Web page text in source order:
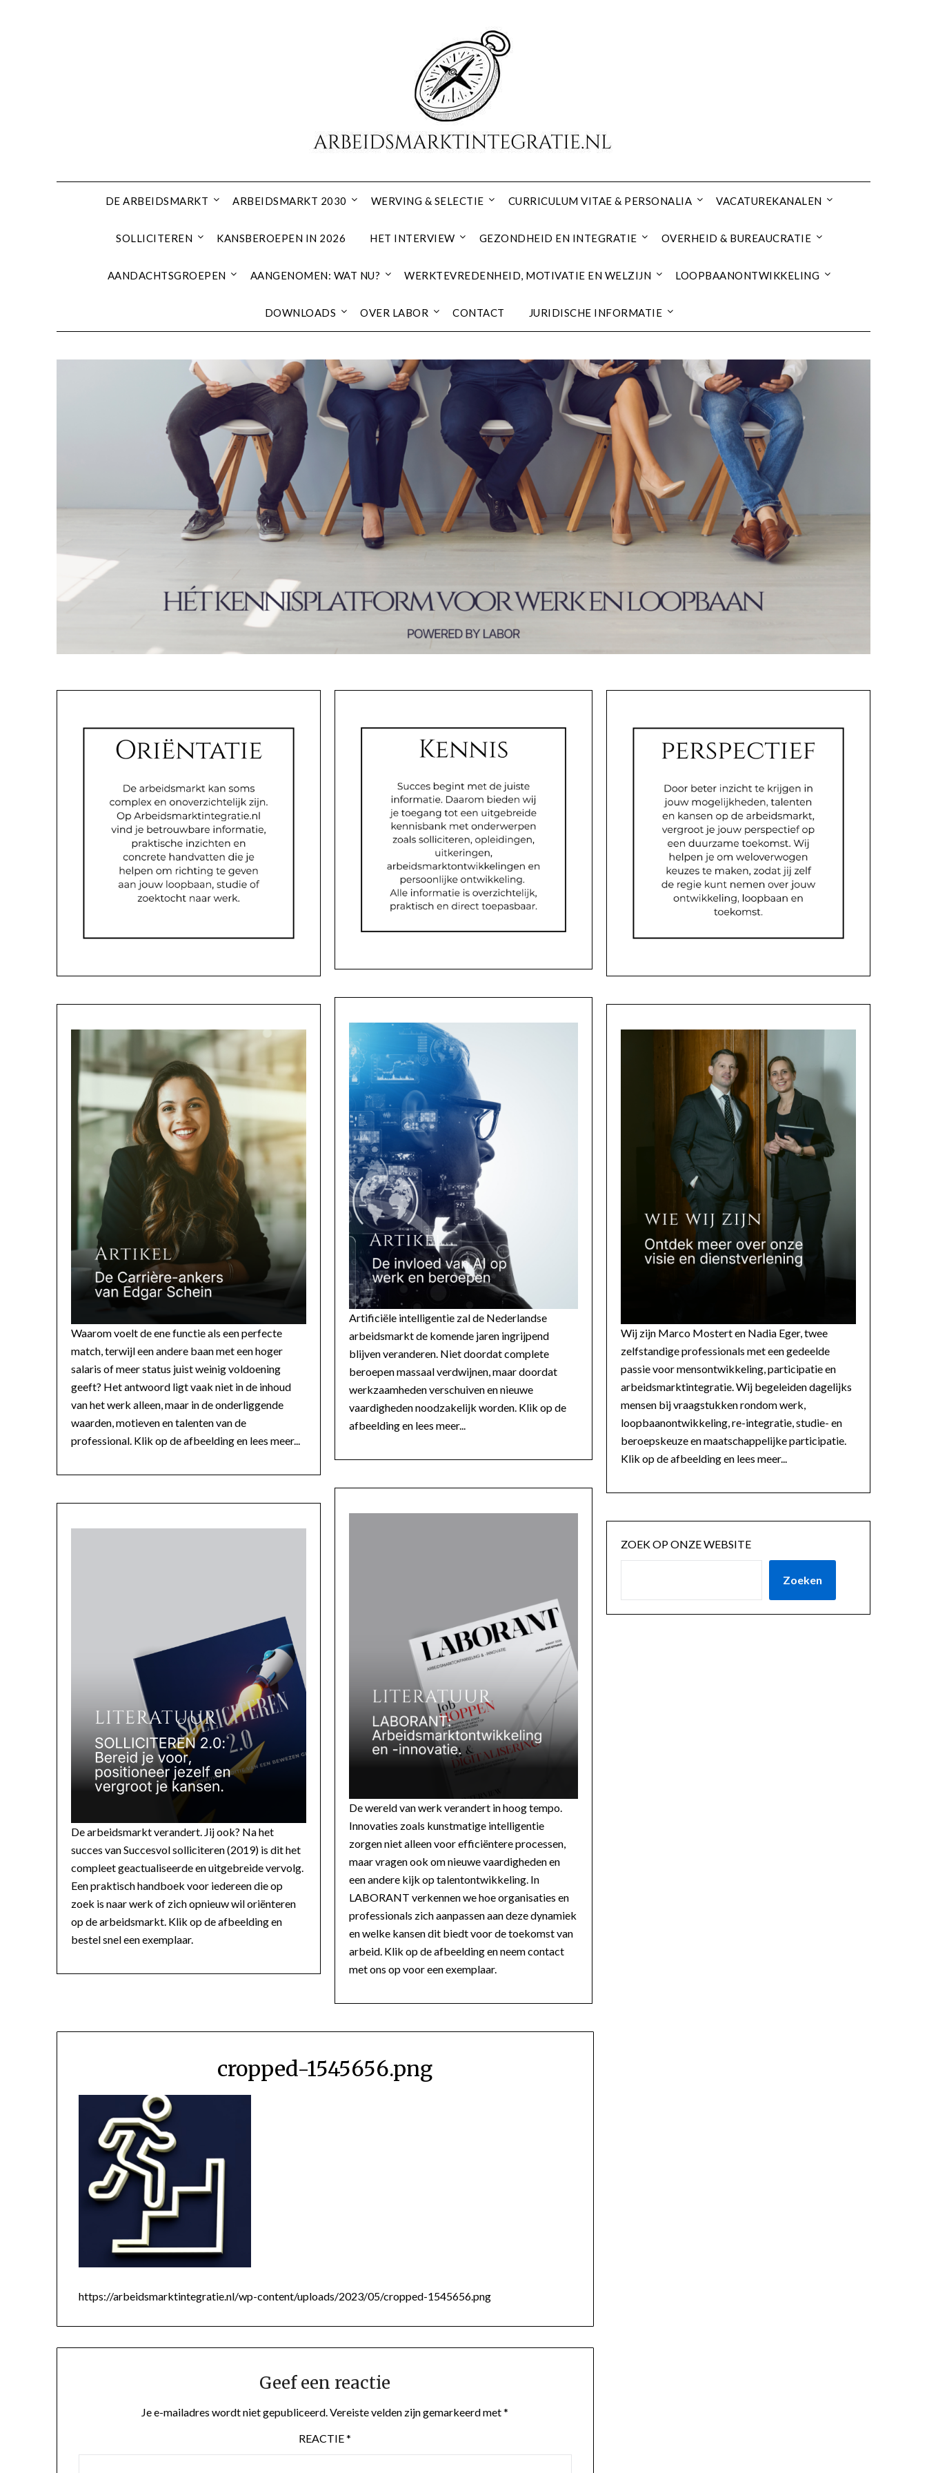
DE ARBEIDSMARKT ARBEIDSMARKT 2030 WERVING & SELECTIE CURRICULUM VITAE & PERSONALIA VACATUREKANALEN
SOLLICITEREN KANSBEROEPEN IN 2026 HET INTERVIEW GEZONDHEID EN INTEGRATIE OVERHEID & BUREAUCRATIE
AANDACHTSGROEPEN AANGENOMEN: WAT NU? WERKTEVREDENHEID, MOTIVATIE EN WELZIJN LOOPBAANONTWIKKELING
DOWNLOADS OVER LABOR CONTACT JURIDISCHE INFORMATIE
Waarom voelt de ene functie als een perfecte
match, terwijl een andere baan met een hoger
salaris of meer status juist weinig voldoening
geeft? Het antwoord ligt vaak niet in de inhoud
van het werk alleen, maar in de onderliggende
waarden, motieven en talenten van de
professional. Klik op de afbeelding en lees meer...
De arbeidsmarkt verandert. Jij ook? Na het
succes van Succesvol solliciteren (2019) is dit het
compleet geactualiseerde en uitgebreide vervolg.
Een praktisch handboek voor iedereen die op
zoek is naar werk of zich opnieuw wil oriënteren
op de arbeidsmarkt. Klik op de afbeelding en
bestel snel een exemplaar.
Artificiële intelligentie zal de Nederlandse
arbeidsmarkt de komende jaren ingrijpend
blijven veranderen. Niet doordat complete
beroepen massaal verdwijnen, maar doordat
werkzaamheden verschuiven en nieuwe
vaardigheden noodzakelijk worden. Klik op de
afbeelding en lees meer...
De wereld van werk verandert in hoog tempo.
Innovaties zoals kunstmatige intelligentie
zorgen niet alleen voor efficiëntere processen,
maar vragen ook om nieuwe vaardigheden en
een andere kijk op talentontwikkeling. In
LABORANT verkennen we hoe organisaties en
professionals zich aanpassen aan deze dynamiek
en welke kansen dit biedt voor de toekomst van
arbeid. Klik op de afbeelding en neem contact
met ons op voor een exemplaar.
Wij zijn Marco Mostert en Nadia Eger, twee
zelfstandige professionals met een gedeelde
passie voor mensontwikkeling, participatie en
arbeidsmarktintegratie. Wij begeleiden dagelijks
mensen bij vraagstukken rondom werk,
loopbaanontwikkeling, re-integratie, studie- en
beroepskeuze en maatschappelijke participatie.
Klik op de afbeelding en lees meer...
ZOEK OP ONZE WEBSITE
Zoeken
cropped-1545656.png
https://arbeidsmarktintegratie.nl/wp-content/uploads/2023/05/cropped-1545656.png
Geef een reactie
Je e-mailadres wordt niet gepubliceerd.Vereiste velden zijn gemarkeerd met*
REACTIE*